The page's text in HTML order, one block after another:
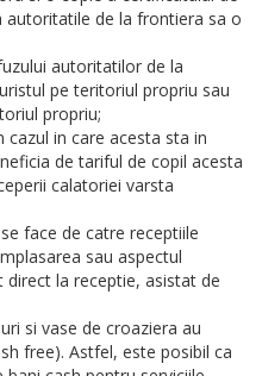
autoritatile de la frontiera sa o
autoritatilor de la
pe teritoriul propriu sau
propriu;
cazul in care acesta sta in
de tariful de copil acesta
calatoriei varsta
face de catre receptiile
sau aspectul
la receptie, asistat de
si vase de croaziera au
free). Astfel, este posibil ca